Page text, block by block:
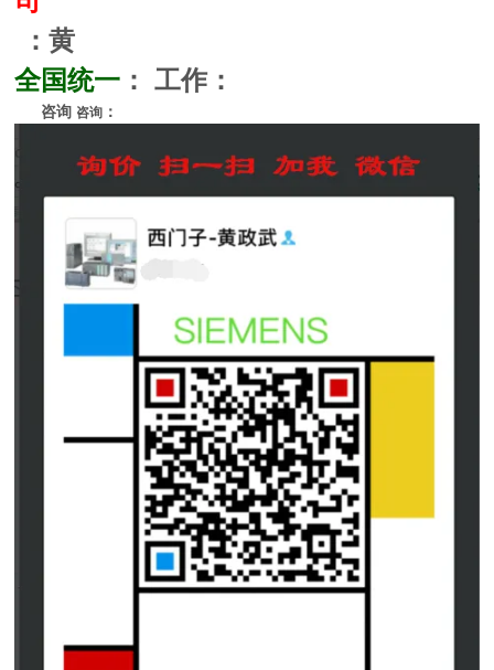
：黄
全国统一 ： 工作：
咨询 咨询 ：